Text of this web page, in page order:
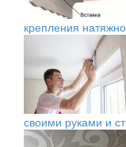
крепления
своими руками и